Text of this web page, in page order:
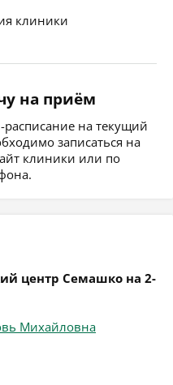
клиники
на приём
на текущий
записаться на
клиники или по
центр Семашко на 2-
Михайловна